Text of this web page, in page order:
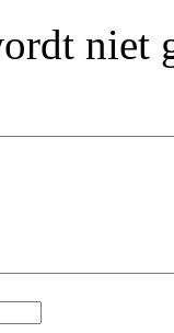
niet